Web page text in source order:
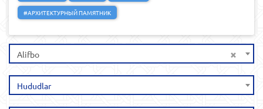
#АРХИТЕКТУРНЫЙ ПАМЯТНИК
×
Alifbo
Hududlar